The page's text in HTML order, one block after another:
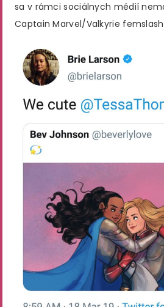
sa v rámci sociálnych médií
Captain Marvel/Valkyrie